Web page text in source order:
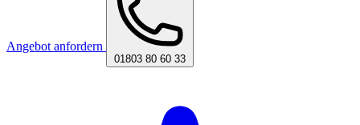
Angebot anfordern
01803 80 60 33